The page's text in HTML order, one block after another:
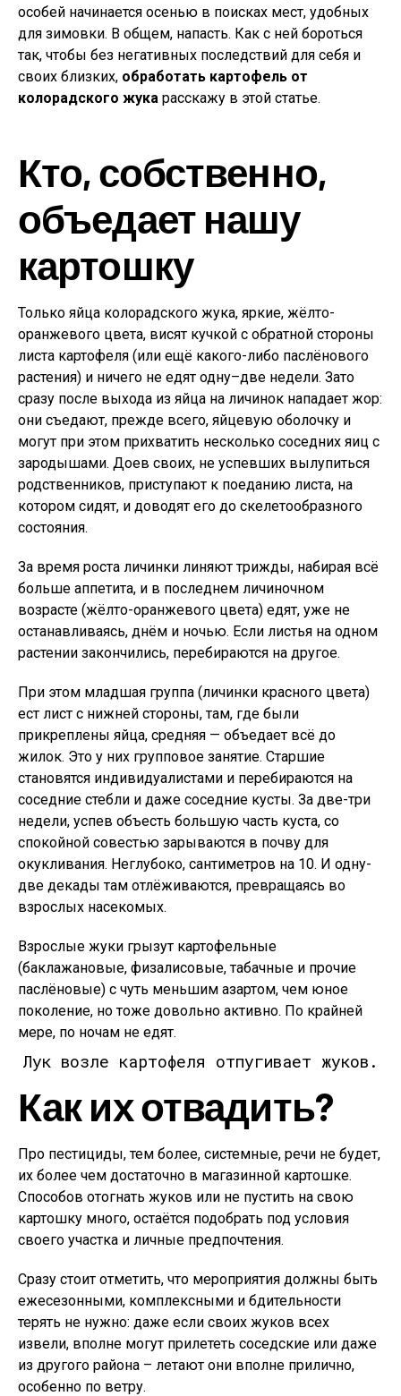
особей начинается осенью в поисках мест, удобных
для зимовки. В общем, напасть. Как с ней бороться
так, чтобы без негативных последствий для себя и
своих близких, обработать картофель от
колорадского жука расскажу в этой статье.
Кто, собственно,
объедает нашу
картошку
Только яйца колорадского жука, яркие, жёлто-
оранжевого цвета, висят кучкой с обратной стороны
листа картофеля (или ещё какого-либо паслёнового
растения) и ничего не едят одну–две недели. Зато
сразу после выхода из яйца на личинок нападает жор:
они съедают, прежде всего, яйцевую оболочку и
могут при этом прихватить несколько соседних яиц с
зародышами. Доев своих, не успевших вылупиться
родственников, приступают к поеданию листа, на
котором сидят, и доводят его до скелетообразного
состояния.
За время роста личинки линяют трижды, набирая всё
больше аппетита, и в последнем личиночном
возрасте (жёлто-оранжевого цвета) едят, уже не
останавливаясь, днём и ночью. Если листья на одном
растении закончились, перебираются на другое.
При этом младшая группа (личинки красного цвета)
ест лист с нижней стороны, там, где были
прикреплены яйца, средняя — объедает всё до
жилок. Это у них групповое занятие. Старшие
становятся индивидуалистами и перебираются на
соседние стебли и даже соседние кусты. За две-три
недели, успев объесть большую часть куста, со
спокойной совестью зарываются в почву для
окукливания. Неглубоко, сантиметров на 10. И одну-
две декады там отлёживаются, превращаясь во
взрослых насекомых.
Взрослые жуки грызут картофельные
(баклажановые, физалисовые, табачные и прочие
паслёновые) с чуть меньшим азартом, чем юное
поколение, но тоже довольно активно. По крайней
мере, по ночам не едят.
Лук возле картофеля отпугивает жуков.
Как их отвадить?
Про пестициды, тем более, системные, речи не будет,
их более чем достаточно в магазинной картошке.
Способов отогнать жуков или не пустить на свою
картошку много, остаётся подобрать под условия
своего участка и личные предпочтения.
Сразу стоит отметить, что мероприятия должны быть
ежесезонными, комплексными и бдительности
терять не нужно: даже если своих жуков всех
извели, вполне могут прилететь соседские или даже
из другого района – летают они вполне прилично,
особенно по ветру.